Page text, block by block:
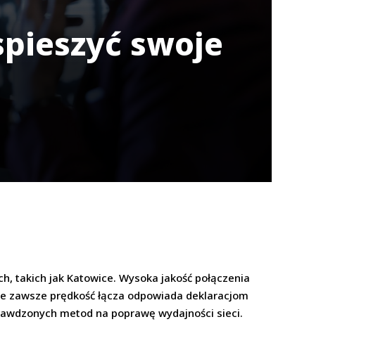
swoje
takich jak Katowice. Wysoka jakość połączenia
prędkość łącza odpowiada deklaracjom
metod na poprawę wydajności sieci.